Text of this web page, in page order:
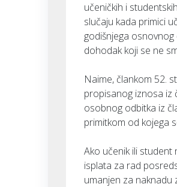
učeničkih i
slučaju kada primici
godišnjega
dohodak koji se ne
Naime, člankom 52.
propisanog iznosa iz
osobnog odbitka iz
primitkom od kojega
Ako učenik ili
isplata za rad
umanjen za naknadu